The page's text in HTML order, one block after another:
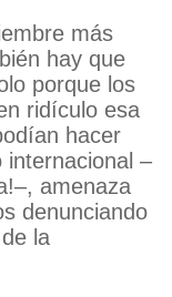
más
hay que
porque los
ridículo esa
hacer
internacional –
amenaza
denunciando
la